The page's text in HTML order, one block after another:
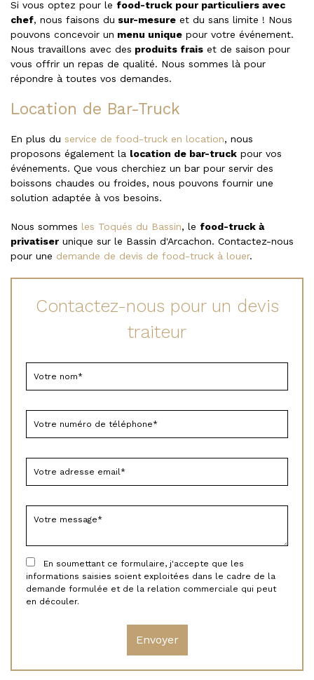
Si vous optez pour le food-truck pour particuliers avec
chef, nous faisons du sur-mesure et du sans limite ! Nous
pouvons concevoir un menu unique pour votre événement.
Nous travaillons avec des produits frais et de saison pour
vous offrir un repas de qualité. Nous sommes là pour
répondre à toutes vos demandes.
Location de Bar-Truck
En plus du service de food-truck en location, nous
proposons également la location de bar-truck pour vos
événements. Que vous cherchiez un bar pour servir des
boissons chaudes ou froides, nous pouvons fournir une
solution adaptée à vos besoins.
Nous sommes les Toqués du Bassin, le food-truck à
privatiser unique sur le Bassin d'Arcachon. Contactez-nous
pour une demande de devis de food-truck à louer.
Contactez-nous pour un devis
traiteur
En soumettant ce formulaire, j'accepte que les
informations saisies soient exploitées dans le cadre de la
demande formulée et de la relation commerciale qui peut
en découler.